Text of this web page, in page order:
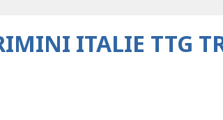
ITALIE TTG